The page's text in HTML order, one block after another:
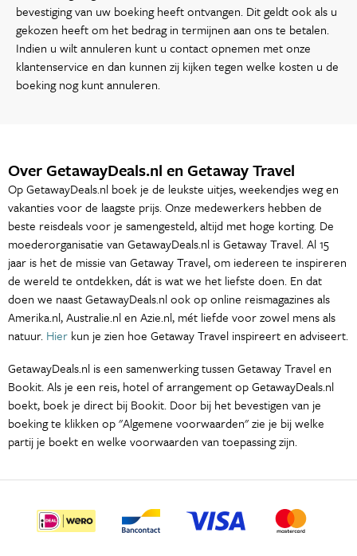
bevestiging van uw boeking heeft ontvangen. Dit geldt ook als u
gekozen heeft om het bedrag in termijnen aan ons te betalen.
Indien u wilt annuleren kunt u contact opnemen met onze
klantenservice en dan kunnen zij kijken tegen welke kosten u de
boeking nog kunt annuleren.
Over GetawayDeals.nl en Getaway Travel
Op GetawayDeals.nl boek je de leukste uitjes, weekendjes weg en
vakanties voor de laagste prijs. Onze medewerkers hebben de
beste reisdeals voor je samengesteld, altijd met hoge korting. De
moederorganisatie van GetawayDeals.nl is Getaway Travel. Al 15
jaar is het de missie van Getaway Travel, om iedereen te inspireren
de wereld te ontdekken, dát is wat we het liefste doen. En dat
doen we naast GetawayDeals.nl ook op online reismagazines als
Amerika.nl, Australie.nl en Azie.nl, mét liefde voor zowel mens als
natuur. Hier kun je zien hoe Getaway Travel inspireert en adviseert.
GetawayDeals.nl is een samenwerking tussen Getaway Travel en
Bookit. Als je een reis, hotel of arrangement op GetawayDeals.nl
boekt, boek je direct bij Bookit. Door bij het bevestigen van je
boeking te klikken op "Algemene voorwaarden" zie je bij welke
partij je boekt en welke voorwaarden van toepassing zijn.